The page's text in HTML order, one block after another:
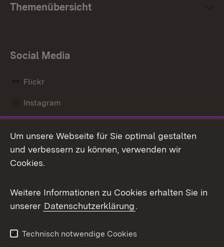
Themenübersicht
Social Media
Flickr
Instagram
Mastodon
Messenger
Social Wall
X / Twitter
Youtube
Um unsere Webseite für Sie optimal gestalten
und verbessern zu können, verwenden wir
Cookies.
Weitere Informationen zu Cookies erhalten Sie in
unserer Datenschutzerklärung.
Technisch notwendige Cookies